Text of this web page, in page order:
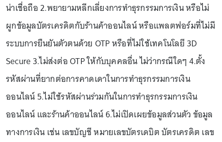
น่าเชื่อถือ 2.พยายามหลีกเลี่ยงการทำธุรกรรมการเงิน หรือไม่
ผูกข้อมูลบัตรเครดิตกับร้านค้าออนไลน์ หรือแพลตฟอร์มที่ไม่มี
ระบบการยืนยันตัวตนด้วย OTP หรือที่ไม่ใช้เทคโนโลยี 3D
Secure 3.ไม่ส่งต่อ OTP ให้กับบุคคลอื่น ไม่ว่ากรณีใดๆ 4.ตั้ง
รหัสผ่านที่ยากต่อการคาดเดาในการทำธุรกรรมการเงิน
ออนไลน์ 5.ไม่ใช้รหัสผ่านร่วมกันในการทำธุรกรรมการเงิน
ออนไลน์ และร้านค้าออนไลน์ 6.ไม่เปิดเผยข้อมูลส่วนตัว ข้อมูล
ทางการเงิน เช่น เลขบัญชี หมายเลขบัตรเดบิต บัตรเครดิต เลข